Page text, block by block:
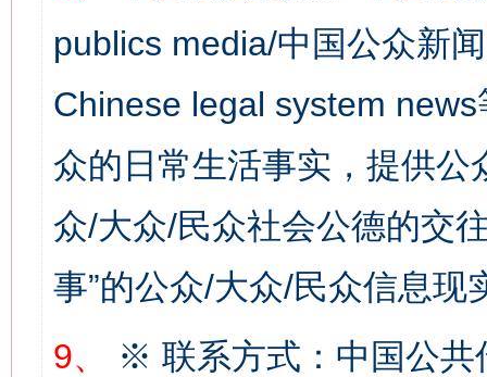
publics media/中国公众新
Chinese legal system
众的日常生活事实，提供
众/大众/民众社会公德的交
事”的公众/大众/民众信息现
9、
※ 联系方式：中国公共
网上购药对药下症？